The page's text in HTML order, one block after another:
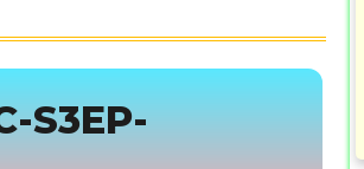
S3EP-